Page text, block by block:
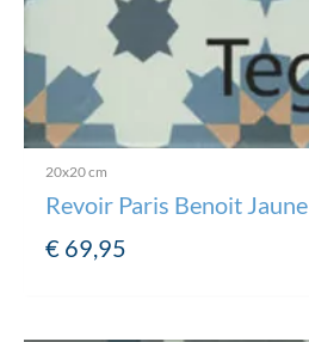
20x20 cm
Revoir Paris Benoit Jaune
€ 69,95